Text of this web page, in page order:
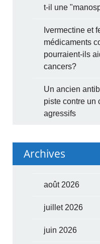
t-il une
Ivermectine et
médicaments
pourraient-ils
cancers?
Un ancien
piste contre un
agressifs
Archives
août 2026
juillet 2026
juin 2026